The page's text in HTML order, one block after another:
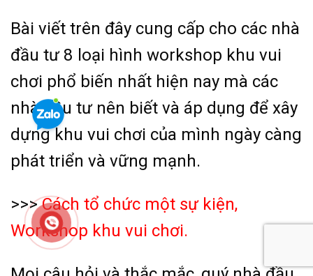
Bài viết trên đây cung cấp cho các nhà
đầu tư 8 loại hình workshop khu vui
chơi phổ biến nhất hiện nay mà các
nhà đầu tư nên biết và áp dụng để xây
dựng khu vui chơi của mình ngày càng
phát triển và vững mạnh.
>>> Cách tổ chức một sự kiện,
Workshop khu vui chơi.